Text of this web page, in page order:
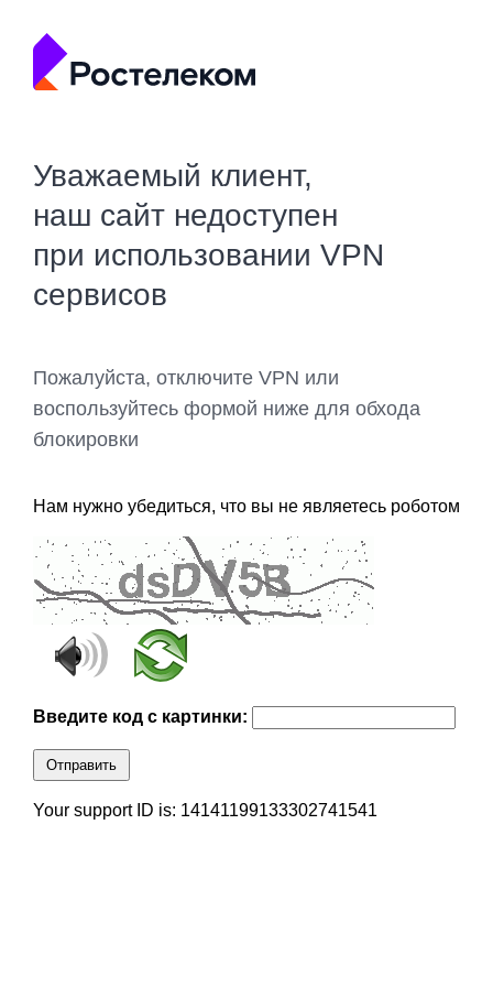
Уважаемый клиент,
наш сайт недоступен
при использовании VPN
сервисов
Пожалуйста, отключите VPN или
воспользуйтесь формой ниже для обхода
блокировки
Нам нужно убедиться, что вы не являетесь роботом
Введите код с картинки:
Отправить
Your support ID is: 14141199133302741541